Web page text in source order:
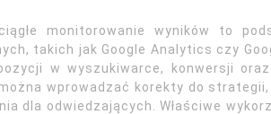
monitorowanie wyników to
takich jak Google Analytics czy
w wyszukiwarce, konwersji
wprowadzać korekty do
dla odwiedzających. Właściwe